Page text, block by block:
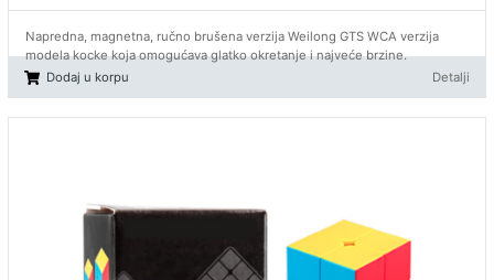
Napredna, magnetna, ručno brušena verzija Weilong GTS WCA verzija
modela kocke koja omogućava glatko okretanje i najveće brzine.
Dodaj u korpu
Detalji